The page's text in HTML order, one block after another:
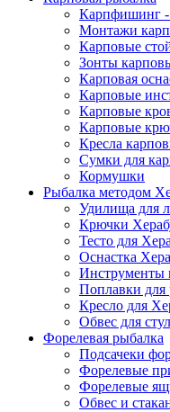
Карпфишинг
Монтажи
Карповые
Зонты
Карповая
Карповые
Карповые
Карповые
Кресла
Сумки для
Кормушки
Рыбалка методом
Удилища для
Крючки
Тесто для
Оснастка
Инструменты
Поплавки для
Кресло для
Обвес для
Форелевая рыбалка
Подсачеки
Форелевые
Форелевые
Обвес и